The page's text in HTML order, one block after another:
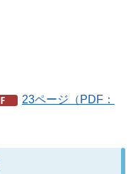
23ページ（PDF：